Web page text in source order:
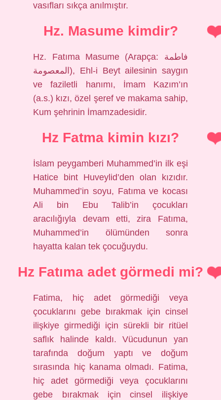
vasıfları sıkça anılmıştır.
Hz. Masume kimdir?
Hz. Fatıma Masume (Arapça: فاطمة
المعصومة), Ehl-i Beyt ailesinin saygın
ve faziletli hanımı, İmam Kazım’ın
(a.s.) kızı, özel şeref ve makama sahip,
Kum şehrinin İmamzadesidir.
Hz Fatma kimin kızı?
İslam peygamberi Muhammed’in ilk eşi
Hatice bint Huveylid’den olan kızıdır.
Muhammed’in soyu, Fatıma ve kocası
Ali bin Ebu Talib’in çocukları
aracılığıyla devam etti, zira Fatıma,
Muhammed’in ölümünden sonra
hayatta kalan tek çocuğuydu.
Hz Fatıma adet görmedi mi?
Fatima, hiç adet görmediği veya
çocuklarını gebe bırakmak için cinsel
ilişkiye girmediği için sürekli bir ritüel
saflık halinde kaldı. Vücudunun yan
tarafında doğum yaptı ve doğum
sırasında hiç kanama olmadı. Fatima,
hiç adet görmediği veya çocuklarını
gebe bırakmak için cinsel ilişkiye